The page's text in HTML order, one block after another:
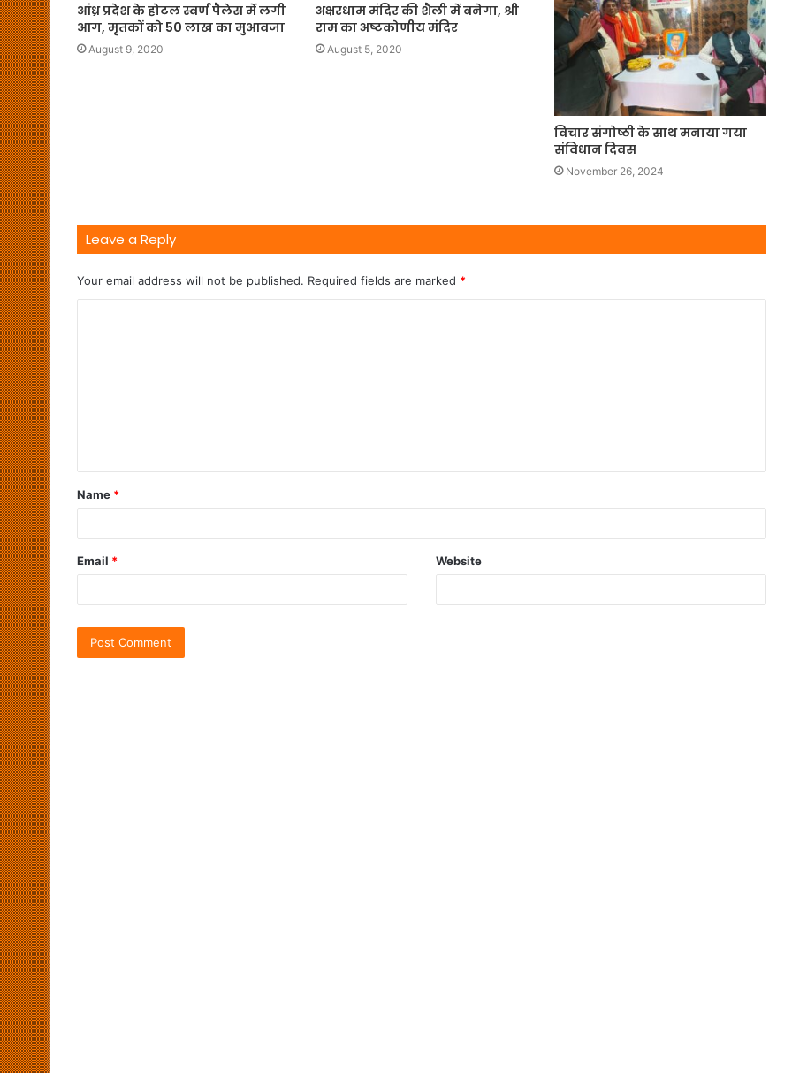
आंध्र प्रदेश के होटल स्वर्ण पैलेस में लगी
आग, मृतकों को 50 लाख का मुआवजा
August 9, 2020
अक्षरधाम मंदिर की शैली में बनेगा, श्री
राम का अष्टकोणीय मंदिर
August 5, 2020
विचार संगोष्ठी के साथ मनाया गया
संविधान दिवस
November 26, 2024
Leave a Reply
Your email address will not be published. Required fields are marked *
Name *
Email * Website